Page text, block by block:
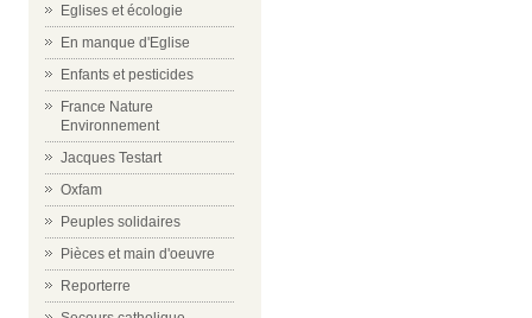
Eglises et écologie
En manque d'Eglise
Enfants et pesticides
France Nature
Environnement
Jacques Testart
Oxfam
Peuples solidaires
Pièces et main d'oeuvre
Reporterre